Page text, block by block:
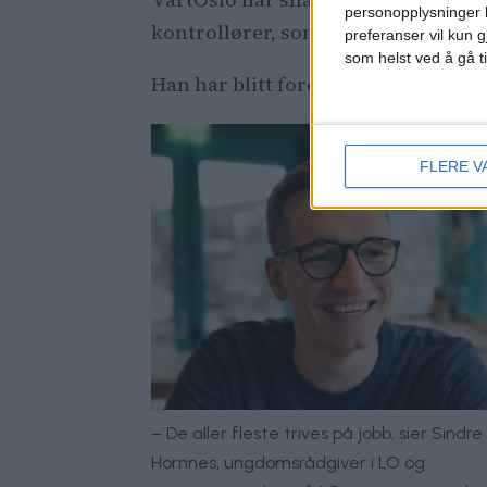
personopplysninger
preferanser vil kun
som helst ved å gå
FLERE
kontrollører, som er frivillige og
Han har blitt forelagt Selmas
– De aller fleste trives på jobb, sier Sindre
Hornnes, ungdomsrådgiver i LO og